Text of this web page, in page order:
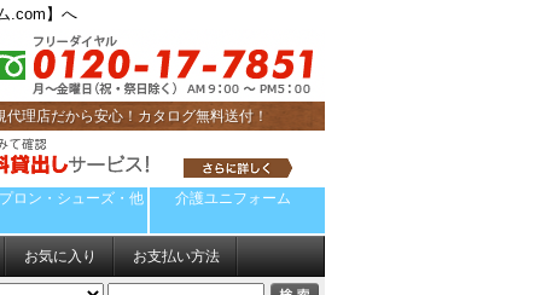
.com】へ
理店だから安心！カタログ無料送付！
ロン・シューズ・他 介護ユニフォーム
お気に入り お支払い方法